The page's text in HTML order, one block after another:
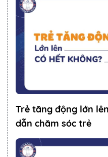
Trẻ tăng động lớn
dẫn chăm sóc trẻ